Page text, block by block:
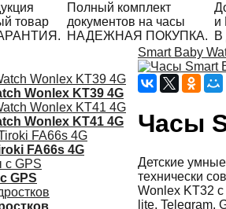
товар
Полный комплект
документов на часы
НАДЕЖНАЯ ПОКУПКА.
и
В
Wonlex KT39 4G
Wonlex KT41 4G
FA66s 4G
GPS
Smart Baby
Часы
Детские
технически
Wonlex KT32 с
lite, Telegram,